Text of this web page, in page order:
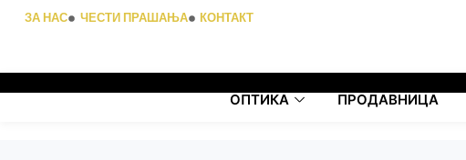
ОПТИКА
ПРОДАВНИЦА
ЗА НАС ЧЕСТИ ПРАШАЊА КОНТАКТ